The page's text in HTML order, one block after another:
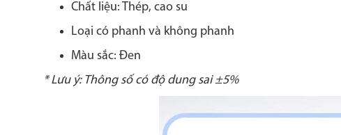
Chất liệu: Thép, cao su
Loại có phanh và không phanh
Màu sắc: Đen
* Lưu ý: Thông số có độ dung sai ±5%